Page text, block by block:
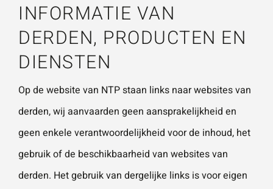
INFORMATIE VAN
DERDEN, PRODUCTEN EN
DIENSTEN
Op de website van NTP staan links naar websites van
derden, wij aanvaarden geen aansprakelijkheid en
geen enkele verantwoordelijkheid voor de inhoud, het
gebruik of de beschikbaarheid van websites van
derden. Het gebruik van dergelijke links is voor eigen